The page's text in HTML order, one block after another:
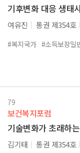
기후변화 대응 생태
여유진 통권 제354호
#복지국가 #소득보장일
79
보건복지포럼
기술변화가 초래하
김기태 통권 제354호